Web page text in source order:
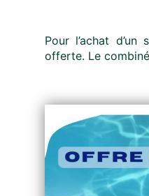
Pour l’achat
offerte. Le